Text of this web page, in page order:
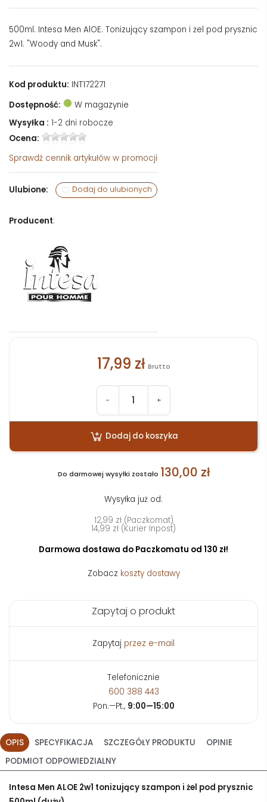
500ml. Intesa Men AlOE. Tonizujący szampon i żel pod prysznic
2w1. "Woody and Musk".
Kod produktu: INT172271
Dostępność:
W magazynie
Wysyłka : 1-2 dni robocze
Ocena:
Sprawdź cennik artykułów w promocji
Ulubione: Dodaj do ulubionych
Producent:
17,99 zł Brutto
- +
Dodaj do koszyka
Do darmowej wysyłki zostało 130,00 zł
Wysyłka już od:
12,99 zł (Paczkomat)
14,99 zł (Kurier Inpost)
Darmowa dostawa do Paczkomatu od 130 zł!
Zobacz koszty dostawy
Zapytaj o produkt
Zapytaj przez e-mail
Telefonicznie
600 388 443
Pon.—Pt., 9:00—15:00
OPIS SPECYFIKACJA SZCZEGÓŁY PRODUKTU
OPINIE
PODMIOT ODPOWIEDZIALNY
Intesa Men ALOE 2w1 tonizujący szampon i żel pod prysznic